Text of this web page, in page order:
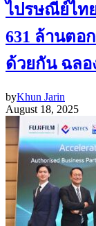
ไปรษณีย์ไท
631 ล้านตอ
ด้วยกัน ฉลอ
byKhun Jarin
August 18, 2025